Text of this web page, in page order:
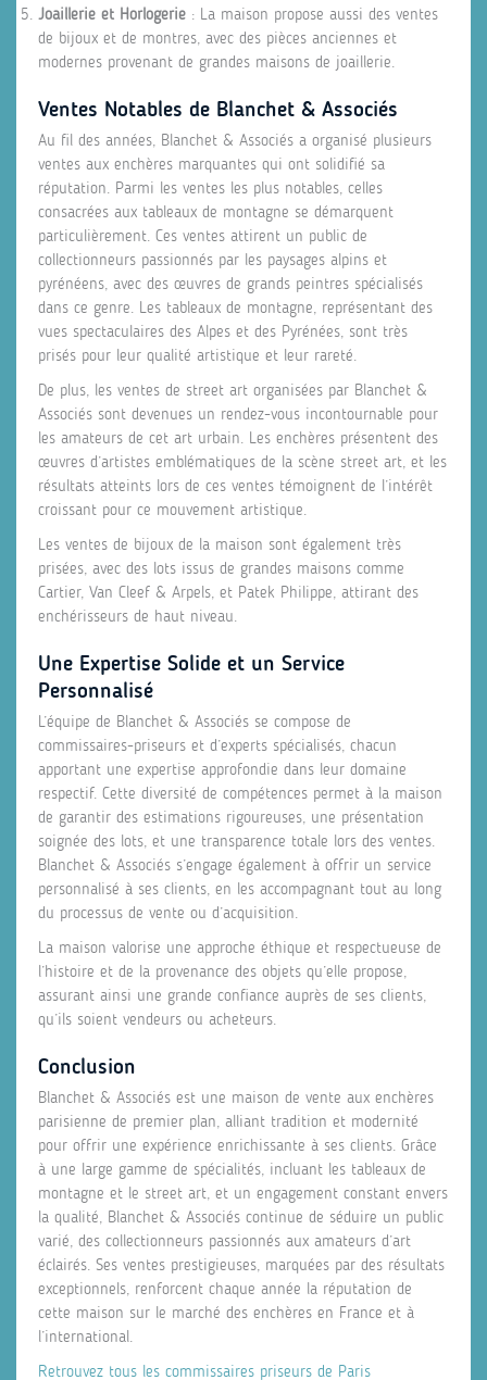
Joaillerie et Horlogerie : La maison propose aussi des ventes
de bijoux et de montres, avec des pièces anciennes et
modernes provenant de grandes maisons de joaillerie.
Ventes Notables de Blanchet & Associés
Au fil des années, Blanchet & Associés a organisé plusieurs
ventes aux enchères marquantes qui ont solidifié sa
réputation. Parmi les ventes les plus notables, celles
consacrées aux tableaux de montagne se démarquent
particulièrement. Ces ventes attirent un public de
collectionneurs passionnés par les paysages alpins et
pyrénéens, avec des œuvres de grands peintres spécialisés
dans ce genre. Les tableaux de montagne, représentant des
vues spectaculaires des Alpes et des Pyrénées, sont très
prisés pour leur qualité artistique et leur rareté.
De plus, les ventes de street art organisées par Blanchet &
Associés sont devenues un rendez-vous incontournable pour
les amateurs de cet art urbain. Les enchères présentent des
œuvres d’artistes emblématiques de la scène street art, et les
résultats atteints lors de ces ventes témoignent de l’intérêt
croissant pour ce mouvement artistique.
Les ventes de bijoux de la maison sont également très
prisées, avec des lots issus de grandes maisons comme
Cartier, Van Cleef & Arpels, et Patek Philippe, attirant des
enchérisseurs de haut niveau.
Une Expertise Solide et un Service
Personnalisé
L’équipe de Blanchet & Associés se compose de
commissaires-priseurs et d’experts spécialisés, chacun
apportant une expertise approfondie dans leur domaine
respectif. Cette diversité de compétences permet à la maison
de garantir des estimations rigoureuses, une présentation
soignée des lots, et une transparence totale lors des ventes.
Blanchet & Associés s’engage également à offrir un service
personnalisé à ses clients, en les accompagnant tout au long
du processus de vente ou d’acquisition.
La maison valorise une approche éthique et respectueuse de
l’histoire et de la provenance des objets qu’elle propose,
assurant ainsi une grande confiance auprès de ses clients,
qu’ils soient vendeurs ou acheteurs.
Conclusion
Blanchet & Associés est une maison de vente aux enchères
parisienne de premier plan, alliant tradition et modernité
pour offrir une expérience enrichissante à ses clients. Grâce
à une large gamme de spécialités, incluant les tableaux de
montagne et le street art, et un engagement constant envers
la qualité, Blanchet & Associés continue de séduire un public
varié, des collectionneurs passionnés aux amateurs d’art
éclairés. Ses ventes prestigieuses, marquées par des résultats
exceptionnels, renforcent chaque année la réputation de
cette maison sur le marché des enchères en France et à
l’international.
Retrouvez tous les commissaires priseurs de Paris